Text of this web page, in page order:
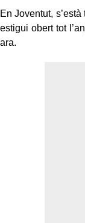
En Joventut,
estigui obert tot
ara.